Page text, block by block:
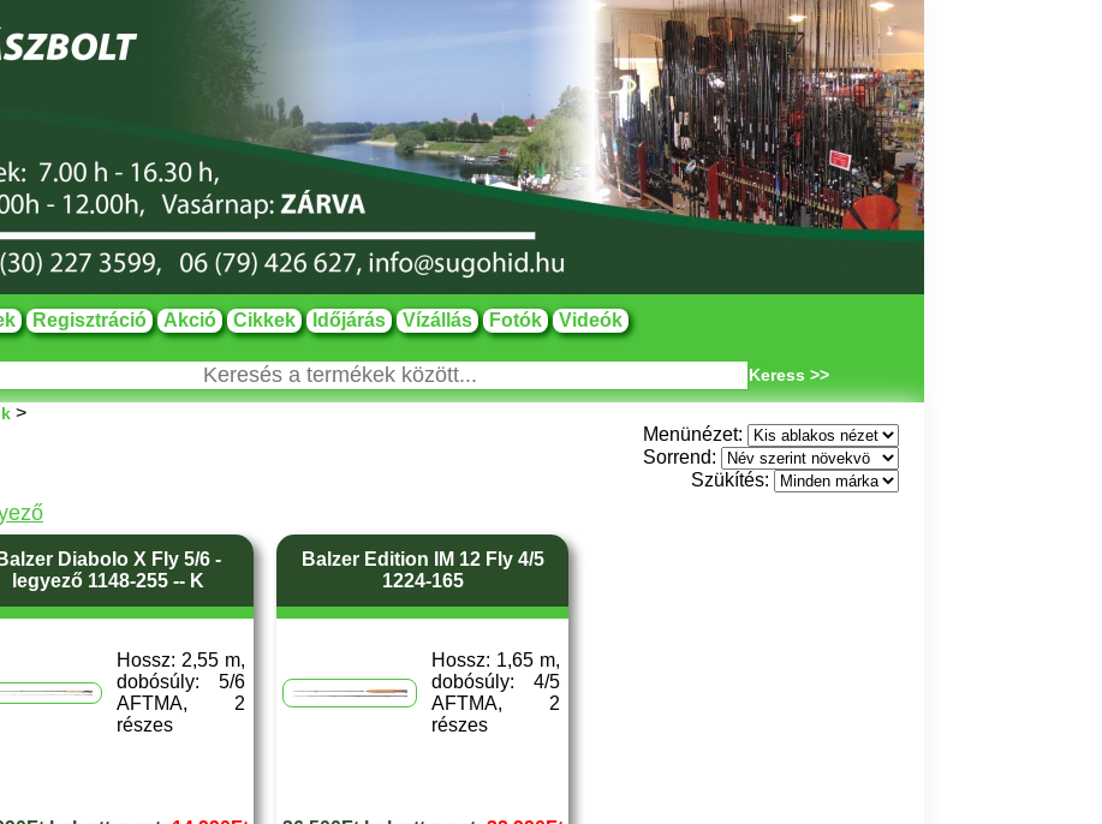
Regisztráció Akció Cikkek Időjárás Vízállás Fotók Videók
Keress >>
>
Menünézet:
Sorrend:
Szükítés:
Balzer Diabolo X Fly 5/6 -
legyező 1148-255 -- K
Hossz: 2,55 m,
dobósúly: 5/6
AFTMA, 2
részes
Balzer Edition IM 12 Fly 4/5
1224-165
Hossz: 1,65 m,
dobósúly: 4/5
AFTMA, 2
részes